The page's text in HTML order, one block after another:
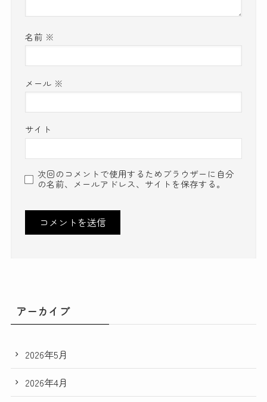
名前 ※
メール ※
サイト
次回のコメントで使用するためブラウザーに自分
の名前、メールアドレス、サイトを保存する。
アーカイブ
2026年5月
2026年4月